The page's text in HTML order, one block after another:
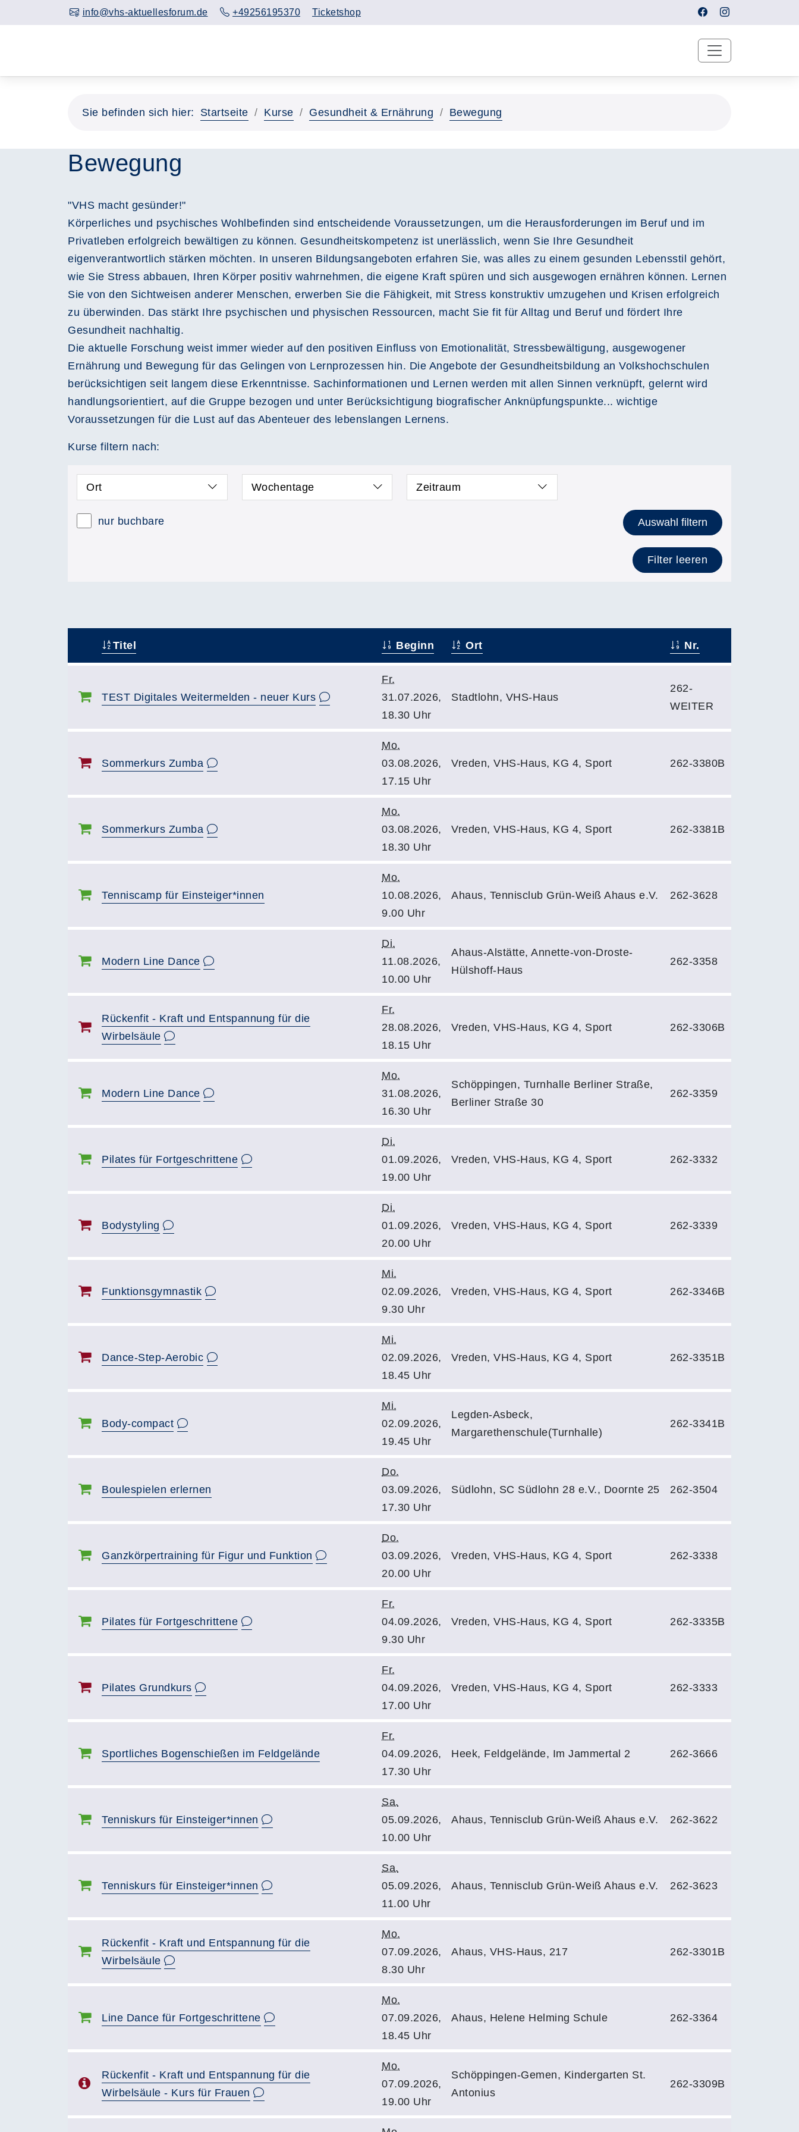
info@vhs-aktuellesforum.de +49256195370 Ticketshop
Sie befinden sich hier: Startseite Kurse Gesundheit & Ernährung Bewegung
Bewegung
"VHS macht gesünder!"
Körperliches und psychisches Wohlbefinden sind entscheidende Voraussetzungen, um die Herausforderungen im Beruf und im
Privatleben erfolgreich bewältigen zu können. Gesundheitskompetenz ist unerlässlich, wenn Sie Ihre Gesundheit
eigenverantwortlich stärken möchten. In unseren Bildungsangeboten erfahren Sie, was alles zu einem gesunden Lebensstil gehört,
wie Sie Stress abbauen, Ihren Körper positiv wahrnehmen, die eigene Kraft spüren und sich ausgewogen ernähren können. Lernen
Sie von den Sichtweisen anderer Menschen, erwerben Sie die Fähigkeit, mit Stress konstruktiv umzugehen und Krisen erfolgreich
zu überwinden. Das stärkt Ihre psychischen und physischen Ressourcen, macht Sie fit für Alltag und Beruf und fördert Ihre
Gesundheit nachhaltig.
Die aktuelle Forschung weist immer wieder auf den positiven Einfluss von Emotionalität, Stressbewältigung, ausgewogener
Ernährung und Bewegung für das Gelingen von Lernprozessen hin. Die Angebote der Gesundheitsbildung an Volkshochschulen
berücksichtigen seit langem diese Erkenntnisse. Sachinformationen und Lernen werden mit allen Sinnen verknüpft, gelernt wird
handlungsorientiert, auf die Gruppe bezogen und unter Berücksichtigung biografischer Anknüpfungspunkte... wichtige
Voraussetzungen für die Lust auf das Abenteuer des lebenslangen Lernens.
Kurse filtern nach:
Ort Wochentage Zeitraum
nur buchbare Auswahl filtern
Filter leeren
Titel Beginn Ort Nr.
TEST Digitales Weitermelden - neuer Kurs
Fr.
31.07.2026,
18.30 Uhr
Stadtlohn, VHS-Haus
262-
WEITER
Sommerkurs Zumba
Mo.
03.08.2026,
17.15 Uhr
Vreden, VHS-Haus, KG 4, Sport 262-3380B
Sommerkurs Zumba
Mo.
03.08.2026,
18.30 Uhr
Vreden, VHS-Haus, KG 4, Sport 262-3381B
Tenniscamp für Einsteiger*innen
Mo.
10.08.2026,
9.00 Uhr
Ahaus, Tennisclub Grün-Weiß Ahaus e.V. 262-3628
Modern Line Dance
Di.
11.08.2026,
10.00 Uhr
Ahaus-Alstätte, Annette-von-Droste-
Hülshoff-Haus
262-3358
Rückenfit - Kraft und Entspannung für die
Wirbelsäule
Fr.
28.08.2026,
18.15 Uhr
Vreden, VHS-Haus, KG 4, Sport 262-3306B
Modern Line Dance
Mo.
31.08.2026,
16.30 Uhr
Schöppingen, Turnhalle Berliner Straße,
Berliner Straße 30
262-3359
Pilates für Fortgeschrittene
Di.
01.09.2026,
19.00 Uhr
Vreden, VHS-Haus, KG 4, Sport 262-3332
Bodystyling
Di.
01.09.2026,
20.00 Uhr
Vreden, VHS-Haus, KG 4, Sport 262-3339
Funktionsgymnastik
Mi.
02.09.2026,
9.30 Uhr
Vreden, VHS-Haus, KG 4, Sport 262-3346B
Dance-Step-Aerobic
Mi.
02.09.2026,
18.45 Uhr
Vreden, VHS-Haus, KG 4, Sport 262-3351B
Body-compact
Mi.
02.09.2026,
19.45 Uhr
Legden-Asbeck,
Margarethenschule(Turnhalle)
262-3341B
Boulespielen erlernen
Do.
03.09.2026,
17.30 Uhr
Südlohn, SC Südlohn 28 e.V., Doornte 25 262-3504
Ganzkörpertraining für Figur und Funktion
Do.
03.09.2026,
20.00 Uhr
Vreden, VHS-Haus, KG 4, Sport 262-3338
Pilates für Fortgeschrittene
Fr.
04.09.2026,
9.30 Uhr
Vreden, VHS-Haus, KG 4, Sport 262-3335B
Pilates Grundkurs
Fr.
04.09.2026,
17.00 Uhr
Vreden, VHS-Haus, KG 4, Sport 262-3333
Sportliches Bogenschießen im Feldgelände
Fr.
04.09.2026,
17.30 Uhr
Heek, Feldgelände, Im Jammertal 2 262-3666
Tenniskurs für Einsteiger*innen
Sa.
05.09.2026,
10.00 Uhr
Ahaus, Tennisclub Grün-Weiß Ahaus e.V. 262-3622
Tenniskurs für Einsteiger*innen
Sa.
05.09.2026,
11.00 Uhr
Ahaus, Tennisclub Grün-Weiß Ahaus e.V. 262-3623
Rückenfit - Kraft und Entspannung für die
Wirbelsäule
Mo.
07.09.2026,
8.30 Uhr
Ahaus, VHS-Haus, 217 262-3301B
Line Dance für Fortgeschrittene
Mo.
07.09.2026,
18.45 Uhr
Ahaus, Helene Helming Schule 262-3364
Rückenfit - Kraft und Entspannung für die
Wirbelsäule - Kurs für Frauen
Mo.
07.09.2026,
19.00 Uhr
Schöppingen-Gemen, Kindergarten St.
Antonius
262-3309B